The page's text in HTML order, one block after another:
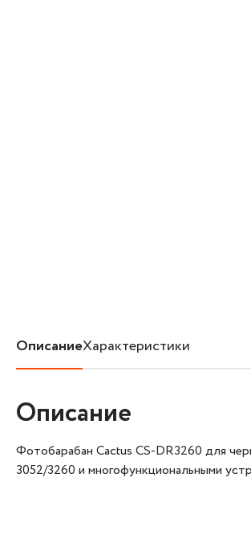
ОписаниеХарактеристики
Описание
Фотобарабан Cactus CS-DR3260 для
3052/3260 и многофункциональными